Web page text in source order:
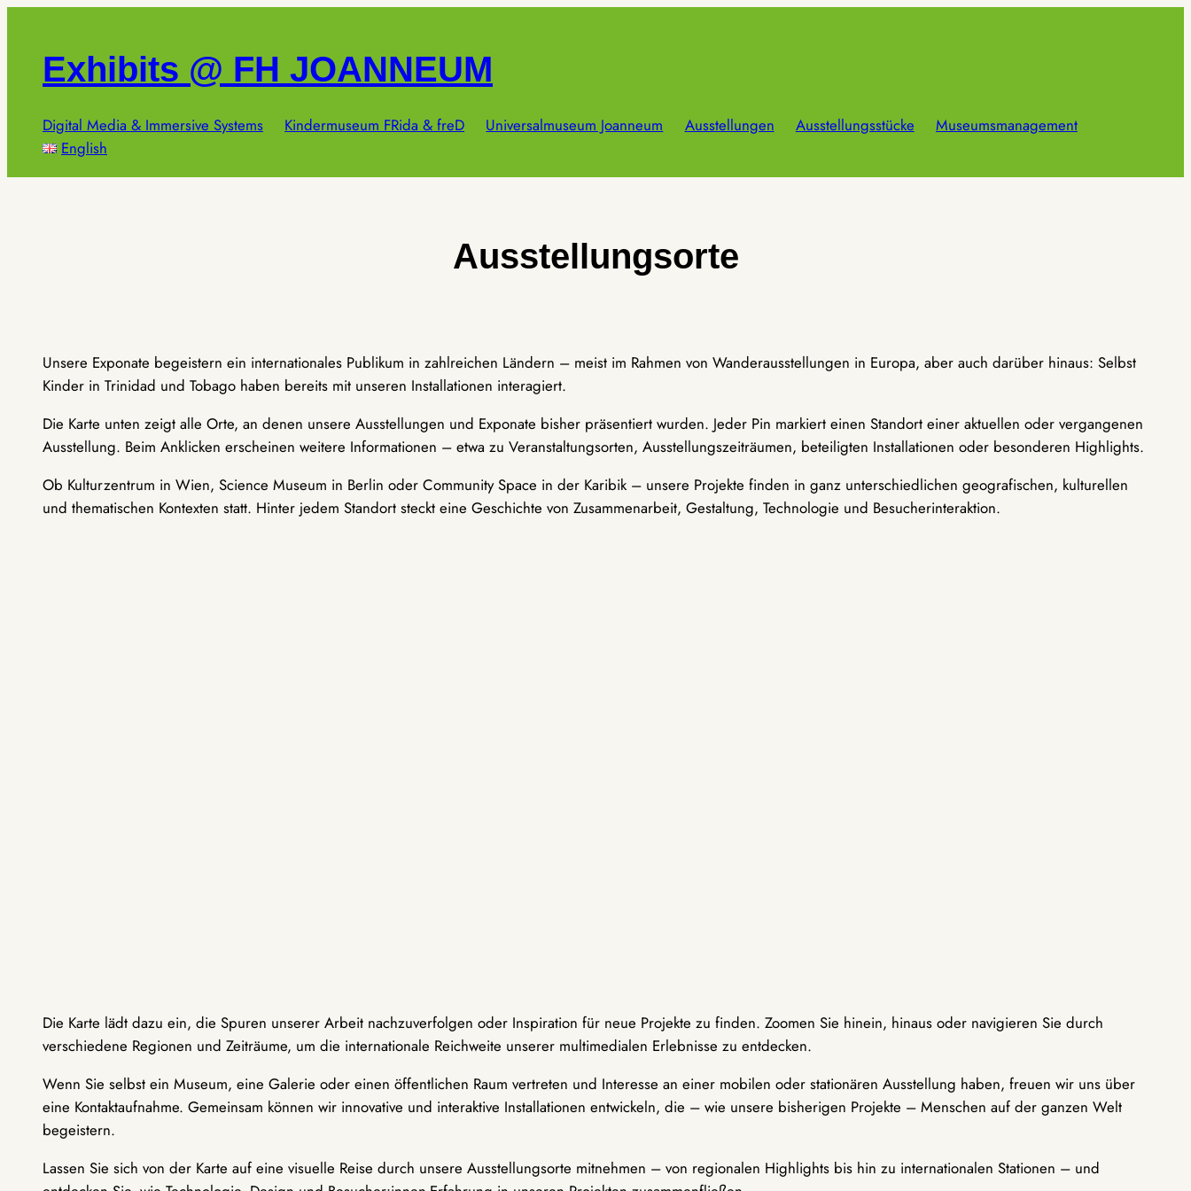
springenExhibits @ FH JOANNEUM
Digital Media & Immersive Systems Kindermuseum FRida & freD Universalmuseum Joanneum Ausstellungen Ausstellungsstücke
Museumsmanagement
English
Ausstellungsorte
Unsere Exponate begeistern ein internationales Publikum in zahlreichen Ländern – meist im Rahmen von Wanderausstellungen in Europa, aber auch darüber hinaus: Selbst
Kinder in Trinidad und Tobago haben bereits mit unseren Installationen interagiert.
Die Karte unten zeigt alle Orte, an denen unsere Ausstellungen und Exponate bisher präsentiert wurden. Jeder Pin markiert einen Standort einer aktuellen oder vergangenen
Ausstellung. Beim Anklicken erscheinen weitere Informationen – etwa zu Veranstaltungsorten, Ausstellungszeiträumen, beteiligten Installationen oder besonderen Highlights.
Ob Kulturzentrum in Wien, Science Museum in Berlin oder Community Space in der Karibik – unsere Projekte finden in ganz unterschiedlichen geografischen, kulturellen
und thematischen Kontexten statt. Hinter jedem Standort steckt eine Geschichte von Zusammenarbeit, Gestaltung, Technologie und Besucherinteraktion.
Die Karte lädt dazu ein, die Spuren unserer Arbeit nachzuverfolgen oder Inspiration für neue Projekte zu finden. Zoomen Sie hinein, hinaus oder navigieren Sie durch
verschiedene Regionen und Zeiträume, um die internationale Reichweite unserer multimedialen Erlebnisse zu entdecken.
Wenn Sie selbst ein Museum, eine Galerie oder einen öffentlichen Raum vertreten und Interesse an einer mobilen oder stationären Ausstellung haben, freuen wir uns über
eine Kontaktaufnahme. Gemeinsam können wir innovative und interaktive Installationen entwickeln, die – wie unsere bisherigen Projekte – Menschen auf der ganzen Welt
begeistern.
Lassen Sie sich von der Karte auf eine visuelle Reise durch unsere Ausstellungsorte mitnehmen – von regionalen Highlights bis hin zu internationalen Stationen – und